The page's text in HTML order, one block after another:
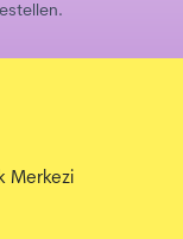
Merkezi